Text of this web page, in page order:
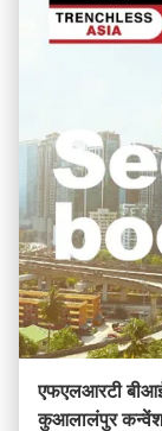
एफएलआरटी
कुआलालंपुर